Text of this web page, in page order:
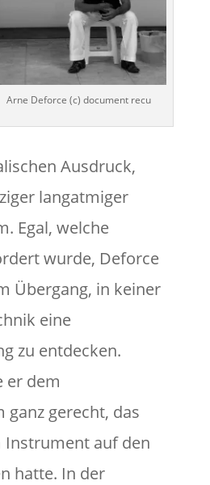
Arne Deforce (c) document recu
Ausdruck,
langatmiger
Egal, welche
wurde, Deforce
Übergang, in keiner
eine
zu entdecken.
er dem
ganz gerecht, das
Instrument auf den
hatte. In der